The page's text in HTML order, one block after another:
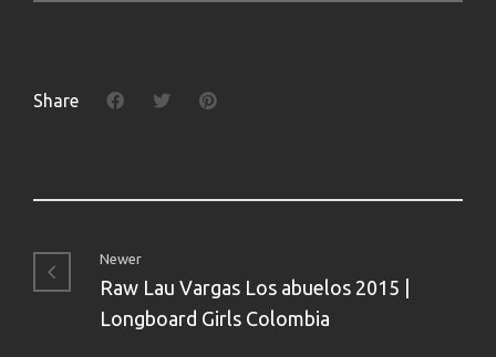
Share
Newer
Raw Lau Vargas Los abuelos 2015 |
Longboard Girls Colombia